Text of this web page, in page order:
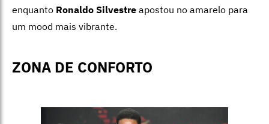
enquanto Ronaldo Silvestre apostou no amarelo para
um mood mais vibrante.
ZONA DE CONFORTO